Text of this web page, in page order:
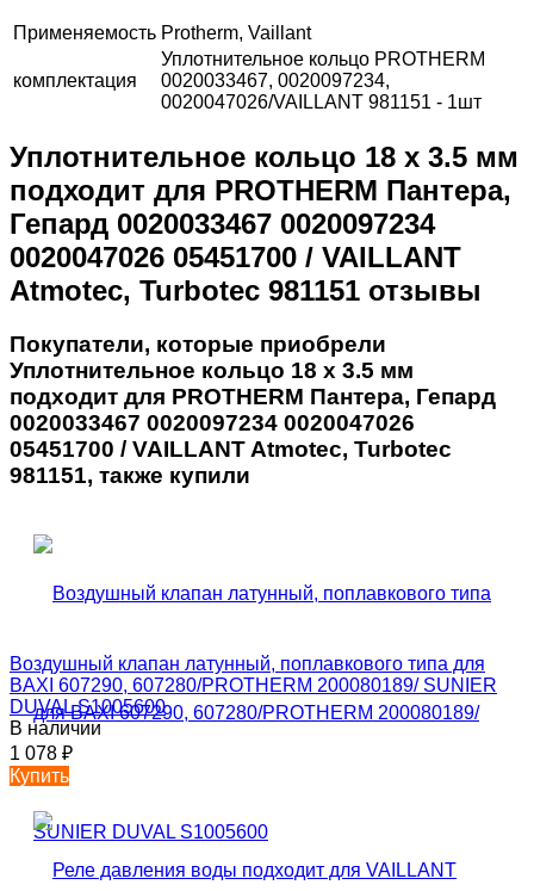
Применяемость Protherm, Vaillant
комплектация
Уплотнительное кольцо PROTHERM
0020033467, 0020097234,
0020047026/VAILLANT 981151 - 1шт
Уплотнительное кольцо 18 x 3.5 мм
подходит для PROTHERM Пантера,
Гепард 0020033467 0020097234
0020047026 05451700 / VAILLANT
Atmotec, Turbotec 981151 отзывы
Покупатели, которые приобрели
Уплотнительное кольцо 18 x 3.5 мм
подходит для PROTHERM Пантера, Гепард
0020033467 0020097234 0020047026
05451700 / VAILLANT Atmotec, Turbotec
981151, также купили
Воздушный клапан латунный, поплавкового типа для
BAXI 607290, 607280/PROTHERM 200080189/ SUNIER
DUVAL S1005600
В наличии
1 078 ₽
Купить